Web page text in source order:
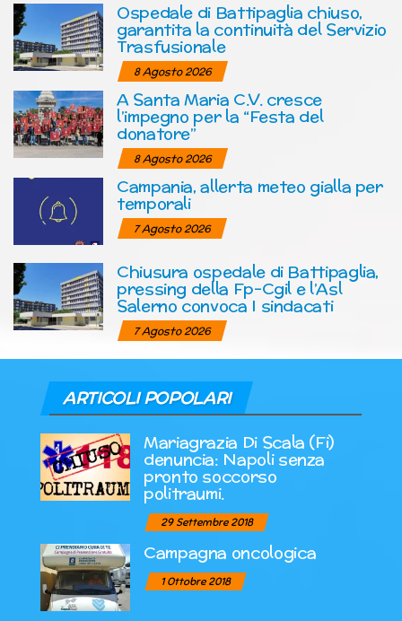
Ospedale di Battipaglia chiuso,
garantita la continuità del Servizio
Trasfusionale
8 Agosto 2026
A Santa Maria C.V. cresce
l’impegno per la “Festa del
donatore”
8 Agosto 2026
Campania, allerta meteo gialla per
temporali
7 Agosto 2026
Chiusura ospedale di Battipaglia,
pressing della Fp-Cgil e l’Asl
Salerno convoca I sindacati
7 Agosto 2026
ARTICOLI POPOLARI
Mariagrazia Di Scala (Fi)
denuncia: Napoli senza
pronto soccorso
politraumi.
29 Settembre 2018
Campagna oncologica
1 Ottobre 2018